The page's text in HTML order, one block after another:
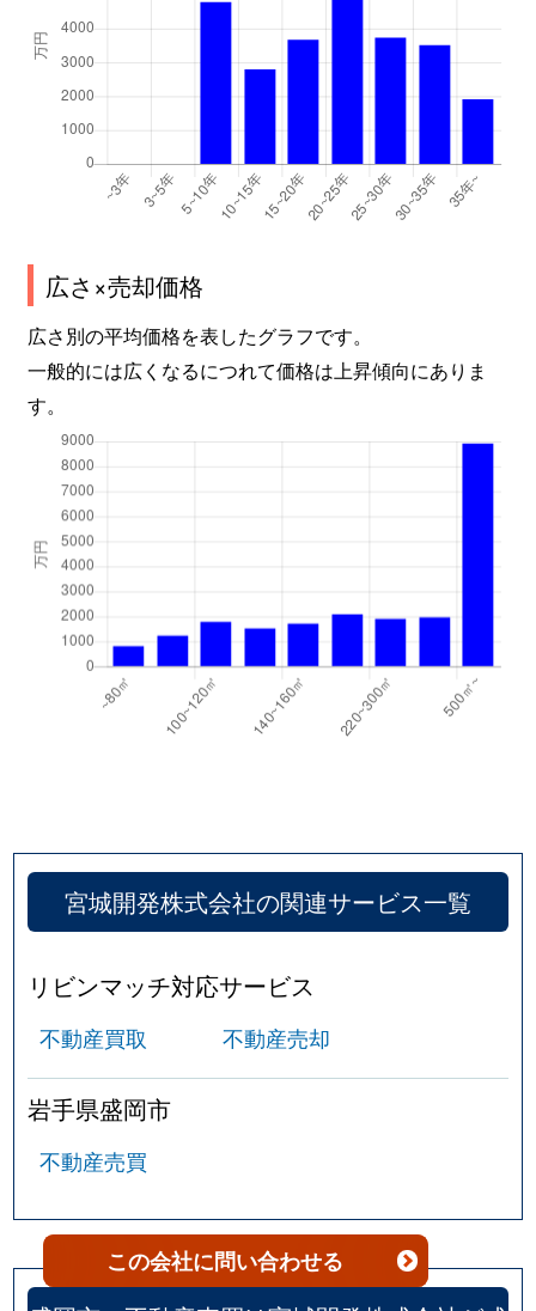
広さ×売却価格
広さ別の平均価格を表したグラフです。
一般的には広くなるにつれて価格は上昇傾向にありま
す。
宮城開発株式会社の関連サービス一覧
リビンマッチ対応サービス
不動産買取 不動産売却
岩手県盛岡市
不動産売買
この会社に問い合わせる